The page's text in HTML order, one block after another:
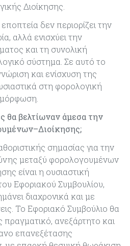
Διοίκησης.
δεν περιορίζει την
αλλά ενισχύει την
και τη συνολική
σύστημα. Σε αυτό το
και ενίσχυση της
στη φορολογική
θα βελτίωναν άμεσα την
σημασίας για την
μεταξύ φορολογουμένων
είναι η ουσιαστική
Εφοριακού Συμβουλίου,
διαχρονικά και με
Το Εφοριακό Συμβούλιο θα
πραγματικό, ανεξάρτητο και
επανεξέτασης